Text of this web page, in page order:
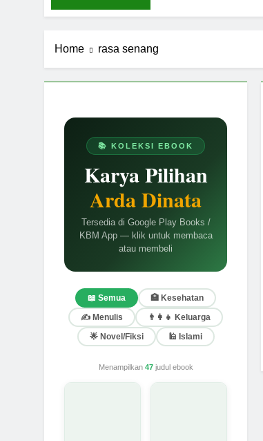
Home rasa senang
📚 KOLEKSI EBOOK
Karya Pilihan
Arda Dinata
Tersedia di Google Play Books /
KBM App — klik untuk membaca
atau membeli
📖 Semua
🏥 Kesehatan
✍️ Menulis
👨‍👩‍👧 Keluarga
🌟 Novel/Fiksi
🕌 Islami
Menampilkan 47judul ebook